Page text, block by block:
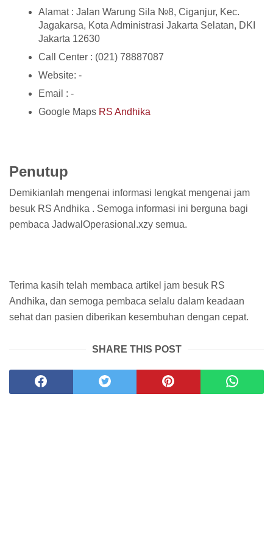
Alamat : Jalan Warung Sila №8, Ciganjur, Kec.
Jagakarsa, Kota Administrasi Jakarta Selatan, DKI
Jakarta 12630
Call Center : (021) 78887087
Website: -
Email : -
Google Maps RS Andhika
Penutup
Demikianlah mengenai informasi lengkat mengenai jam
besuk RS Andhika . Semoga informasi ini berguna bagi
pembaca JadwalOperasional.xzy semua.
Terima kasih telah membaca artikel jam besuk RS
Andhika, dan semoga pembaca selalu dalam keadaan
sehat dan pasien diberikan kesembuhan dengan cepat.
SHARE THIS POST